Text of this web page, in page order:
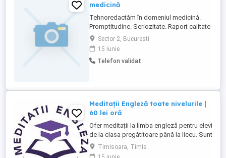
medicină
Tehnoredactăm în domeniul medicină.
Promptitudine. Seriozitate. Raport calitate
preț excelent.
Sector 2, Bucuresti
15 iunie
Telefon validat
Meditații Engleză toate nivelurile |
60 lei oră
Ofer meditații la limba engleză pentru elevi
de la clasa pregătitoare până la liceu. Sunt
absolventă de Litere, am certificat
Cambridge C1 și am finalizat modulul
Timisoara, Timis